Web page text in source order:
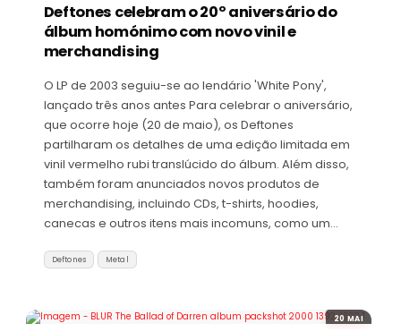
Deftones celebram o 20º aniversário do
álbum homónimo com novo vinil e
merchandising
O LP de 2003 seguiu-se ao lendário 'White Pony',
lançado três anos antes Para celebrar o aniversário,
que ocorre hoje (20 de maio), os Deftones
partilharam os detalhes de uma edição limitada em
vinil vermelho rubi translúcido do álbum. Além disso,
também foram anunciados novos produtos de
merchandising, incluindo CDs, t-shirts, hoodies,
canecas e outros itens mais incomuns, como um…
Deftones Metal
20 MAI